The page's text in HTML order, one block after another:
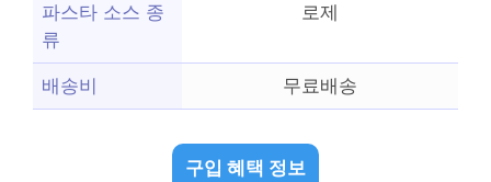
파스타 소스 종
류
로제
배송비 무료배송
구입 혜택 정보